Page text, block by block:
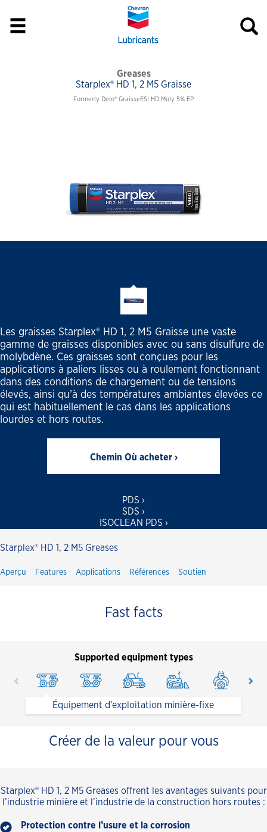
Greases
Starplex® HD 1, 2 M5 Graisse
Formerly Delo® GraisseESI HD Moly 5% EP
Les graisses Starplex® HD 1, 2 M5 Graisse une vaste
gamme de graisses disponibles avec ou sans disulfure de
molybdène. Ces graisses sont conçues pour les
applications à paliers lisses ou à roulement fonctionnant
dans des conditions de chargement ou de tensions
élevés, ainsi qu’à des températures ambiantes élevées ce
qui est habituellement le cas dans les applications
lourdes et hors routes.
Chemin Où acheter ›
PDS ›
SDS ›
ISOCLEAN PDS ›
Starplex® HD 1, 2 M5 Greases
Aperçu Features Applications Références Soutien
Fast facts
Supported equipment types
Équipement d'exploitation minière-fixe
Créer de la valeur pour vous
Starplex® HD 1, 2 M5 Greases offrent les avantages suivants pour
l’industrie minière et l’industrie de la construction hors routes :
Protection contre l’usure et la corrosion